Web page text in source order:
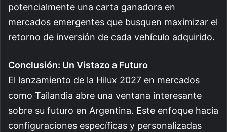
potencialmente una carta ganadora en
mercados emergentes que busquen maximizar el
retorno de inversión de cada vehículo adquirido.
Conclusión: Un Vistazo a Futuro
El lanzamiento de la Hilux 2027 en mercados
como Tailandia abre una ventana interesante
sobre su futuro en Argentina. Este enfoque hacia
configuraciones específicas y personalizadas